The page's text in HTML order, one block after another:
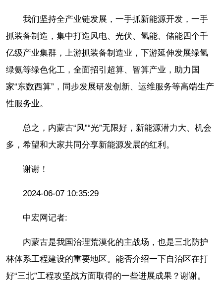
我们坚持全产业链发展，一手抓新能源开发，一手
抓装备制造，集中打造风电、光伏、氢能、储能四个千
亿级产业集群，上游抓装备制造业，下游延伸发展绿氢
绿氨等绿色化工，全面招引超算、智算产业，助力国
家“东数西算”，同步发展研发创新、运维服务等高端生产
性服务业。
总之，内蒙古“风”“光”无限好，新能源潜力大、机会
多，希望和大家共同分享新能源发展的红利。
谢谢！
2024-06-07 10:35:29
中宏网记者:
内蒙古是我国治理荒漠化的主战场，也是三北防护
林体系工程建设的重要地区。能否介绍一下自治区在打
好“三北”工程攻坚战方面取得的一些进展成果？谢谢。